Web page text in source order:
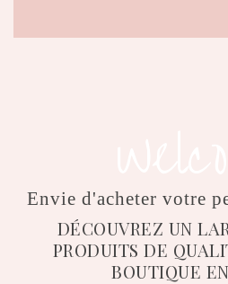
Envie d'acheter votre
DÉCOUVREZ UN
PRODUITS DE
BOUTIQUE